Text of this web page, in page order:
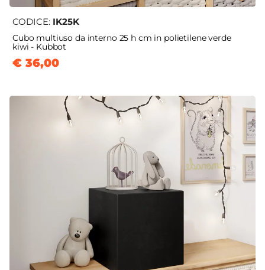
CODICE: IK25K
Cubo multiuso da interno 25 h cm in polietilene verde
kiwi - Kubbot
€ 36,00